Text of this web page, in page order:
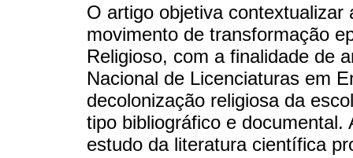
O artigo objetiva
movimento de transformação
Religioso, com a finalidade de
Nacional de Licenciaturas em
decolonização religiosa da
tipo bibliográfico e
estudo da literatura científica